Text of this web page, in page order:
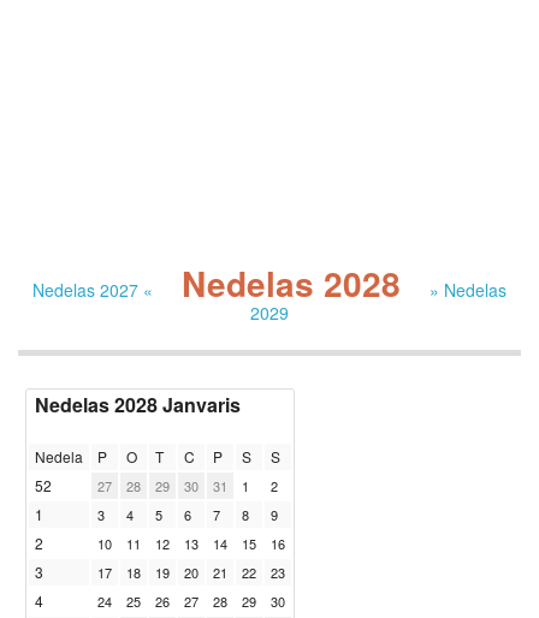
Nedelas 2027 « Nedelas 2028
» Nedelas
2029
Nedelas 2028 Janvaris
Nedela P O T C P S
S
52
27 28 29 30 31 1 2
1 3 4 5 6 7 8 9
2 10 11 12 13 14 15 16
3 17 18 19 20 21 22 23
4 24 25 26 27 28 29 30